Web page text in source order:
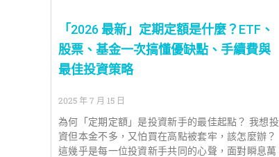
「2026 最新」定期定額是什麼？ETF、
股票、基金一次搞懂優缺點、手續費與
最佳投資策略
2025 年 7 月 15 日
為何「定期定額」是投資新手的最佳起點？ 我想投
資但本金不多，又怕買在高點被套牢，該怎麼辦？
這幾乎是每一位投資新手共同的心聲，面對瞬息萬